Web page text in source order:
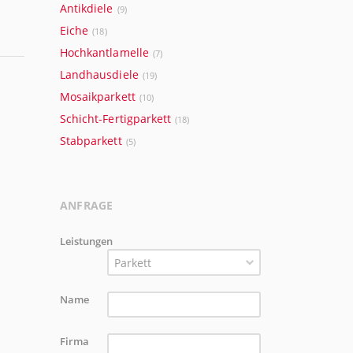
Antikdiele (9)
Eiche (18)
Hochkantlamelle (7)
Landhausdiele (19)
Mosaikparkett (10)
Schicht-Fertigparkett (18)
Stabparkett (5)
ANFRAGE
Leistungen
Parkett
Name
Firma